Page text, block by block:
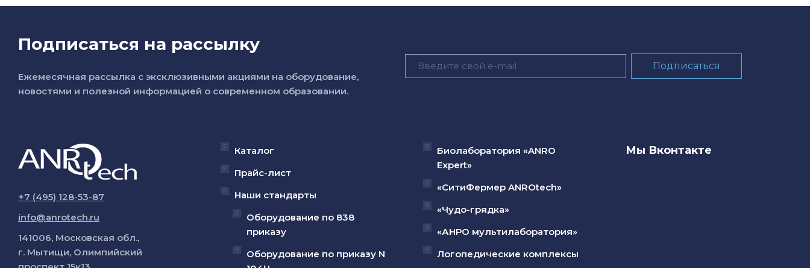
Подписаться на рассылку
Ежемесячная рассылка с эксклюзивными акциями на оборудование,
новостями и полезной информацией о современном образовании.
+7 (495) 128-53-87
info@anrotech.ru
141006, Московская обл.,
г. Мытищи, Олимпийский
Каталог
Прайс-лист
Наши стандарты
Оборудование по 838
приказу
Оборудование по приказу N
Биолаборатория «ANRO
Expert»
«СитиФермер ANROtech»
«Чудо-грядка»
«АНРО мультилаборатория»
Логопедические комплексы
Мы Вконтакте